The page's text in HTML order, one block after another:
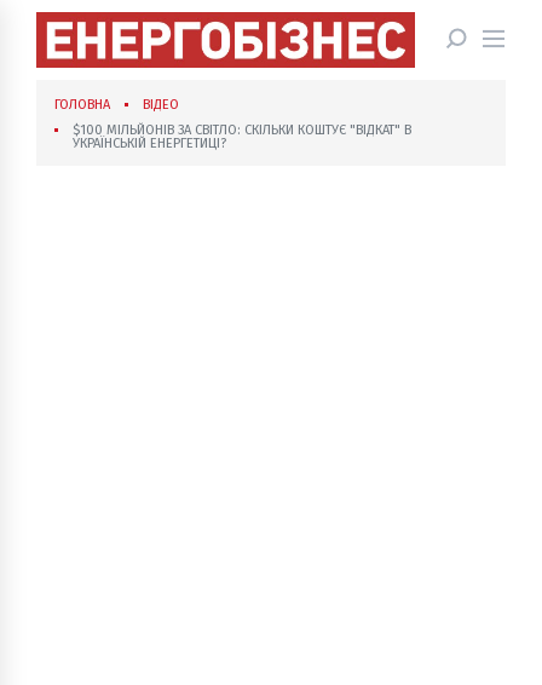
ГОЛОВНА
ВІДЕО
$100 МІЛЬЙОНІВ ЗА СВІТЛО: СКІЛЬКИ КОШТУЄ "ВІДКАТ" В
УКРАЇНСЬКІЙ ЕНЕРГЕТИЦІ?